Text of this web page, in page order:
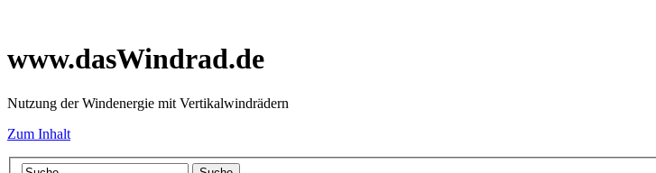
www.dasWindrad.de
Nutzung der Windenergie mit Vertikalwindrädern
Zum Inhalt